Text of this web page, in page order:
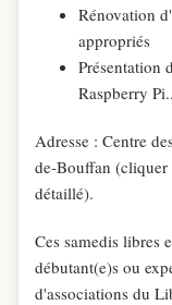
Rénovation
appropriés
Présentation
Raspberry
Adresse : Centre
de-Bouffan
détaillé).
Ces samedis libres
débutant(e)s ou
d'associations du